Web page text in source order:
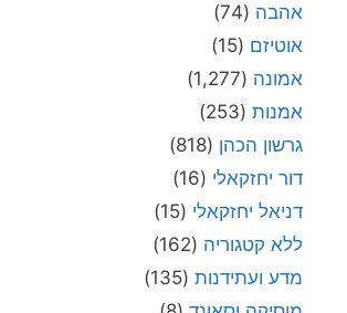
אהבה (74)
אוטיזם (15)
אמונה (1,277)
אמנות (253)
גרשון הכהן (818)
דור יחזקאלי (16)
דניאל יחזקאלי (15)
ללא קטגוריה (162)
מדע ועתידנות (135)